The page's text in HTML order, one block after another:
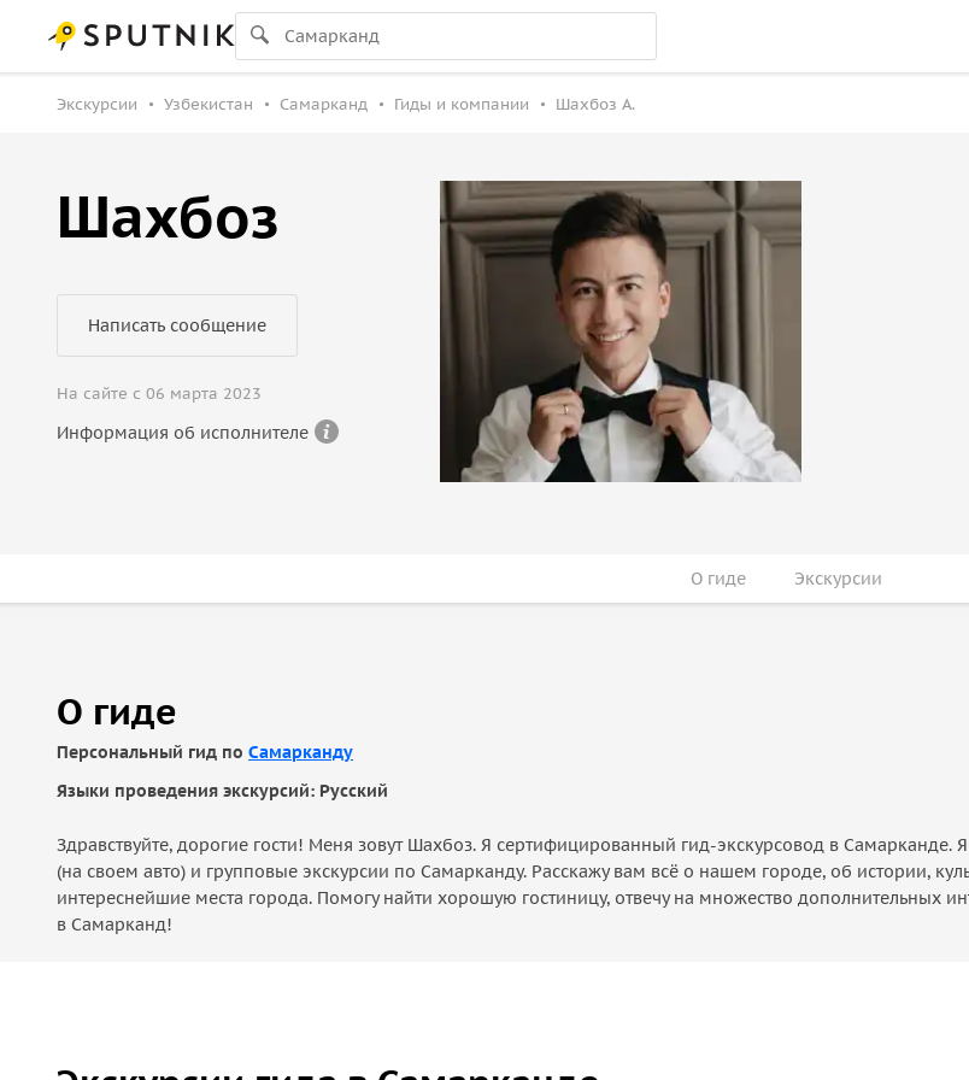
Экскурсии Узбекистан Самарканд Гиды и компании Шахбоз А.
Шахбоз
Написать сообщение
На сайте с 06 марта 2023
Информация об исполнителе
О гиде Экскурсии
О гиде
Персональный гид по Самарканду
Языки проведения экскурсий: Русский
Здравствуйте, дорогие гости! Меня зовут Шахбоз. Я сертифицированный гид-экскурсовод в
(на своем авто) и групповые экскурсии по Самарканду. Расскажу вам всё о нашем городе, об истории,
интереснейшие места города. Помогу найти хорошую гостиницу, отвечу на множество дополнительных
в Самарканд!